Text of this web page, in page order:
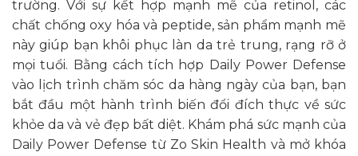
trường. Với sự kết hợp mạnh mẽ của retinol, các
chất chống oxy hóa và peptide, sản phẩm mạnh mẽ
này giúp bạn khôi phục làn da trẻ trung, rạng rỡ ở
mọi tuổi. Bằng cách tích hợp Daily Power Defense
vào lịch trình chăm sóc da hàng ngày của bạn, bạn
bắt đầu một hành trình biến đổi đích thực về sức
khỏe da và vẻ đẹp bất diệt. Khám phá sức mạnh của
Daily Power Defense từ Zo Skin Health và mở khóa